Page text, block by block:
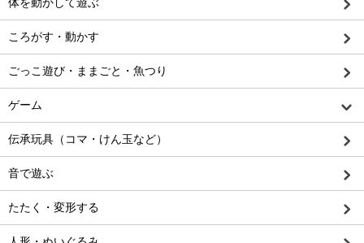
ころがす・動かす
ごっこ遊び・ままごと・魚つり
ゲーム
伝承玩具（コマ・けん玉など）
音で遊ぶ
たたく・変形する